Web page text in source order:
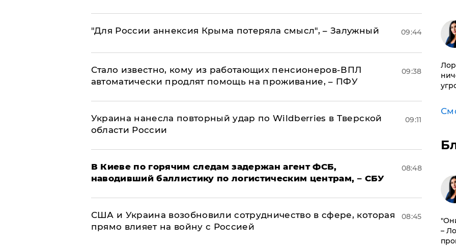
"Для России аннексия Крыма потеряла смысл", – Залужный 09:44
Стало известно, кому из работающих пенсионеров-ВПЛ
автоматически продлят помощь на проживание, – ПФУ
09:38
Украина нанесла повторный удар по Wildberries в Тверской
области России
09:11
В Киеве по горячим следам задержан агент ФСБ,
наводивший баллистику по логистическим центрам, – СБУ
08:48
США и Украина возобновили сотрудничество в сфере, которая
прямо влияет на войну с Россией
08:45
–